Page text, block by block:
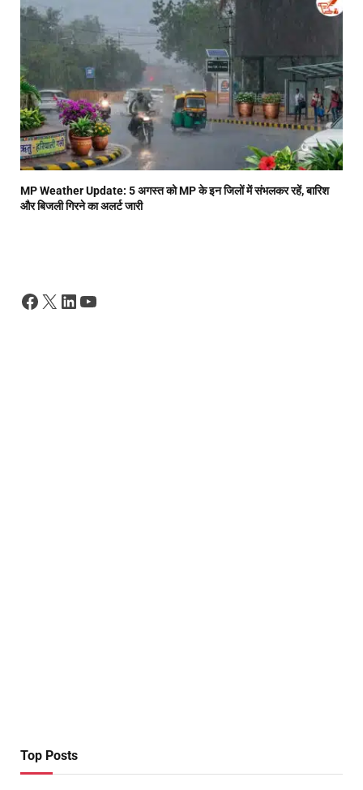
MP Weather Update: 5 अगस्त को MP के इन जिलों में संभलकर रहें, बारिश
और बिजली गिरने का अलर्ट जारी
Facebook
X LinkedIn
YouTube
Top Posts